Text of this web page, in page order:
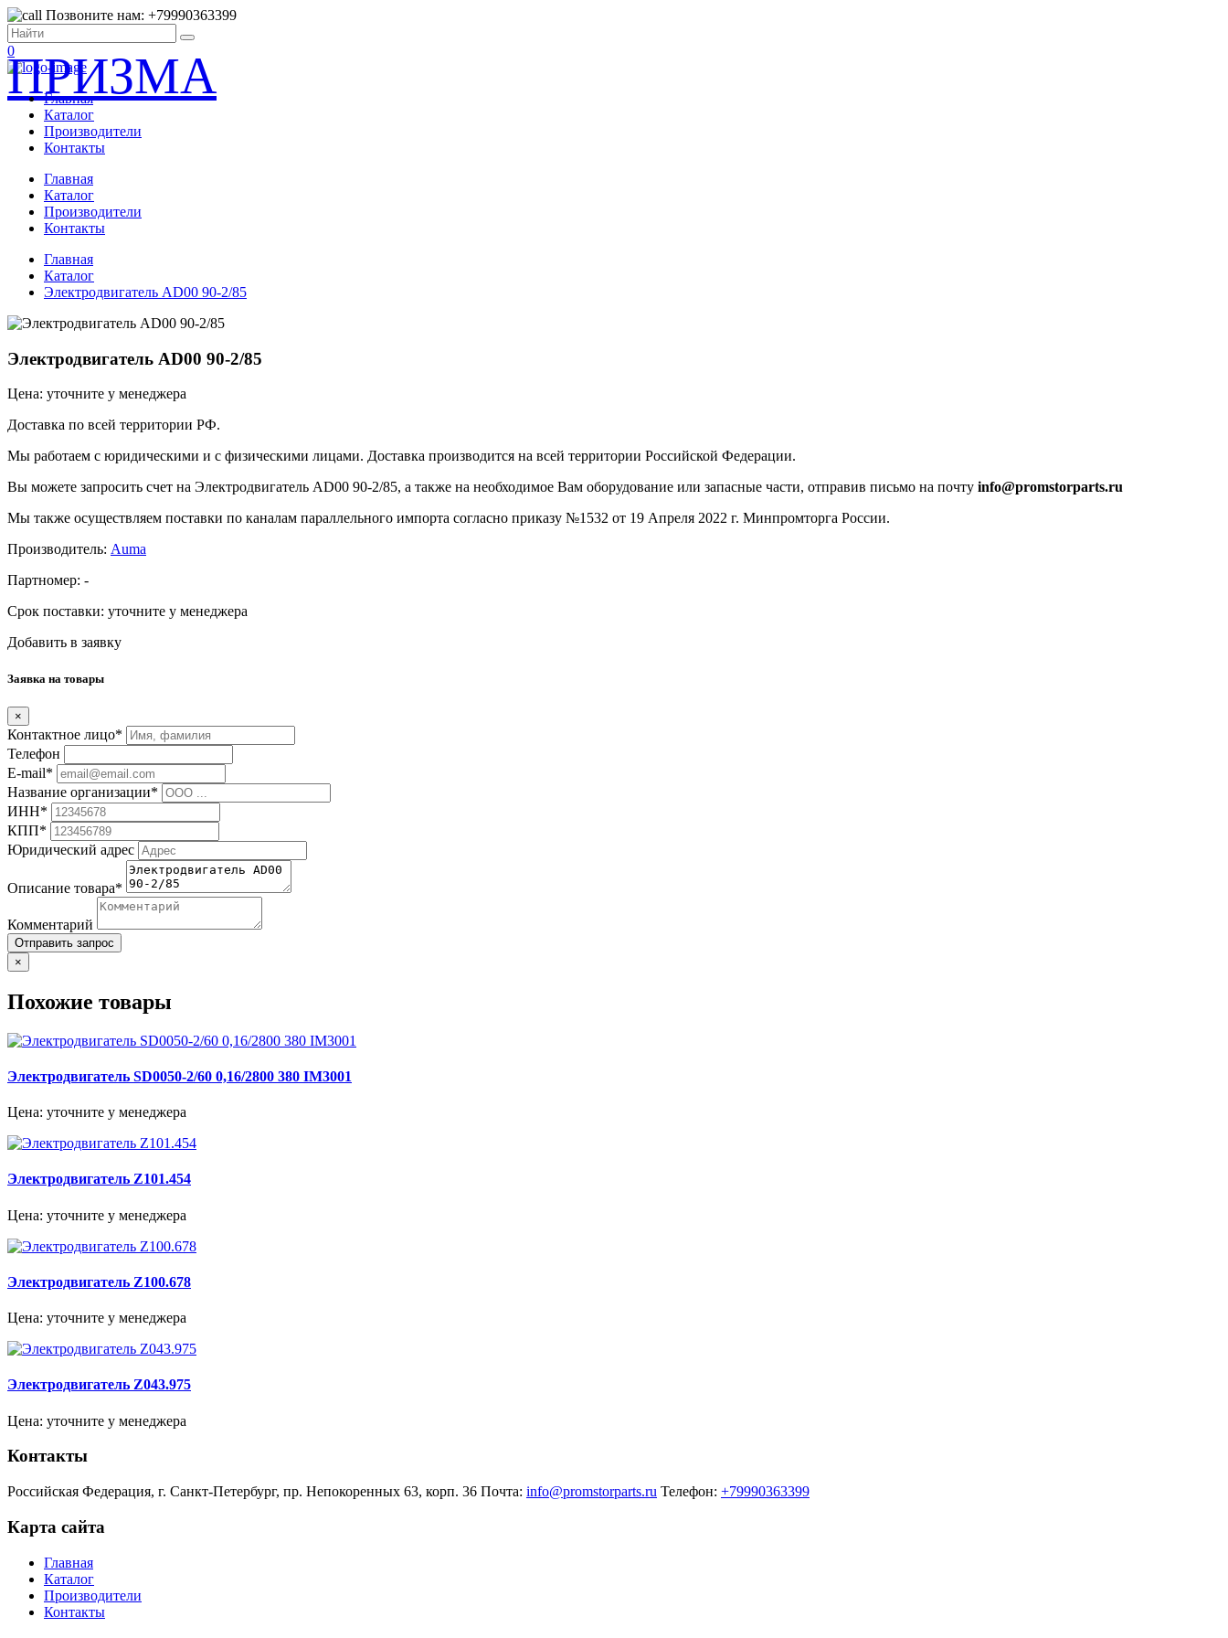
Позвоните нам: +79990363399
0
ПРИЗМА
Главная
Каталог
Производители
Контакты
Главная
Каталог
Производители
Контакты
Главная
Каталог
Электродвигатель AD00 90-2/85
Электродвигатель AD00 90-2/85
Цена: уточните у менеджера
Доставка по всей территории РФ.
Мы работаем с юридическими и с физическими лицами. Доставка производится на всей территории Российской Федерации.
Вы можете запросить счет на Электродвигатель AD00 90-2/85, а также на необходимое Вам оборудование или запасные части, отправив письмо на почту info@promstorparts.ru
Мы также осуществляем поставки по каналам параллельного импорта согласно приказу №1532 от 19 Апреля 2022 г. Минпромторга России.
Производитель: Auma
Партномер: -
Срок поставки: уточните у менеджера
Добавить в заявку
Заявка на товары
×
Контактное лицо*
Телефон
E-mail*
Название организации*
ИНН*
КПП*
Юридический адрес
Описание товара*
Комментарий
Отправить запрос
×
Похожие товары
Электродвигатель SD0050-2/60 0,16/2800 380 IM3001
Цена: уточните у менеджера
Электродвигатель Z101.454
Цена: уточните у менеджера
Электродвигатель Z100.678
Цена: уточните у менеджера
Электродвигатель Z043.975
Цена: уточните у менеджера
Контакты
Российская Федерация, г. Санкт-Петербург, пр. Непокоренных 63, корп. 36 Почта: info@promstorparts.ru Телефон: +79990363399
Карта сайта
Главная
Каталог
Производители
Контакты